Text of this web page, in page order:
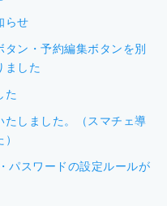
らせ
ン・予約編集ボタンを別
ました
た
たしました。（スマチェ導
パスワードの設定ルールが